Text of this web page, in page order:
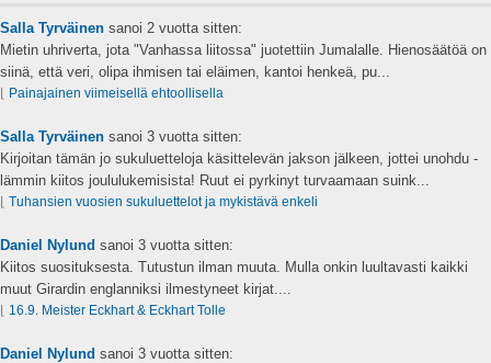
Salla Tyrväinen sanoi 2 vuotta sitten:
Mietin uhriverta, jota "Vanhassa liitossa" juotettiin Jumalalle. Hienosäätöä on
siinä, että veri, olipa ihmisen tai eläimen, kantoi henkeä, pu...
⌊ Painajainen viimeisellä ehtoollisella
Salla Tyrväinen sanoi 3 vuotta sitten:
Kirjoitan tämän jo sukuluetteloja käsittelevän jakson jälkeen, jottei unohdu -
lämmin kiitos joululukemisista! Ruut ei pyrkinyt turvaamaan suink...
⌊ Tuhansien vuosien sukuluettelot ja mykistävä enkeli
Daniel Nylund sanoi 3 vuotta sitten:
Kiitos suosituksesta. Tutustun ilman muuta. Mulla onkin luultavasti kaikki
muut Girardin englanniksi ilmestyneet kirjat....
⌊ 16.9. Meister Eckhart & Eckhart Tolle
Daniel Nylund sanoi 3 vuotta sitten: